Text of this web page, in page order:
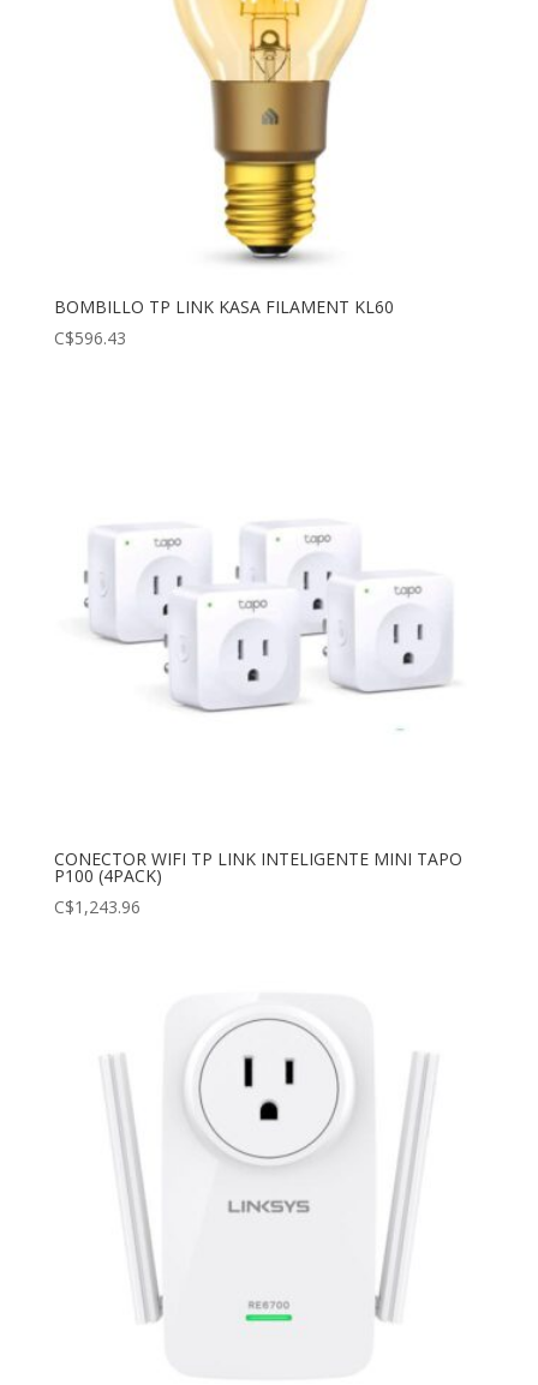
BOMBILLO TP LINK KASA FILAMENT KL60
C$596.43
CONECTOR WIFI TP LINK INTELIGENTE MINI TAPO
P100 (4PACK)
C$1,243.96